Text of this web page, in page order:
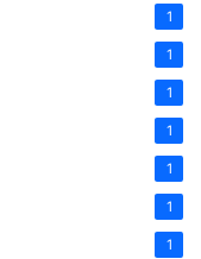
1
1
1
1
1
1
1